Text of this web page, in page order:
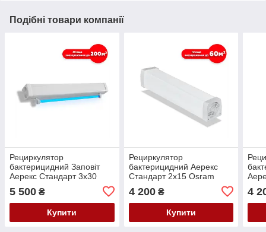
Подібні товари компанії
Рециркулятор
бактерицидний Заповіт
Аерекс Стандарт 3х30
5 500 ₴
Купити
Рециркулятор
бактерицидний Аерекс
Стандарт 2x15 Osram
4 200₴
Купити
4